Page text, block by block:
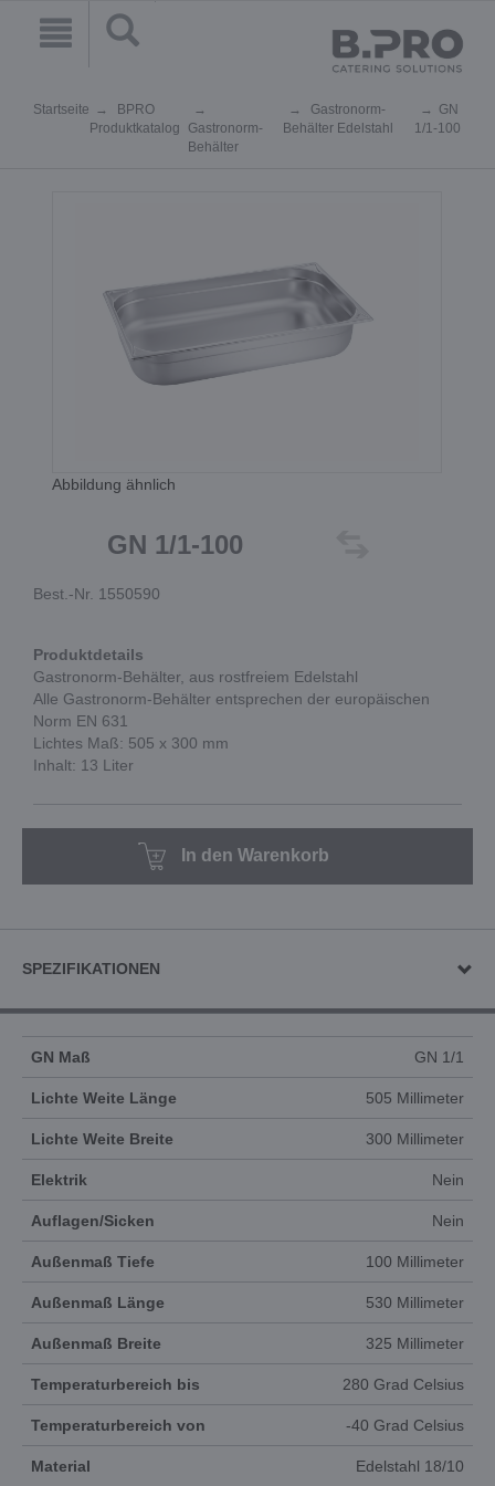
Startseite
BPRO
Produktkatalog
Gastronorm-
Behälter
Gastronorm-
Behälter Edelstahl
GN
1/1-100
Abbildung ähnlich
GN 1/1-100
Best.-Nr. 1550590
Produktdetails
Gastronorm-Behälter, aus rostfreiem Edelstahl
Alle Gastronorm-Behälter entsprechen der europäischen
Norm EN 631
Lichtes Maß: 505 x 300 mm
Inhalt: 13 Liter
In den Warenkorb
SPEZIFIKATIONEN
GN Maß GN 1/1
Lichte Weite Länge 505 Millimeter
Lichte Weite Breite 300 Millimeter
Elektrik Nein
Auflagen/Sicken Nein
Außenmaß Tiefe 100 Millimeter
Außenmaß Länge 530 Millimeter
Außenmaß Breite 325 Millimeter
Temperaturbereich bis 280 Grad Celsius
Temperaturbereich von -40 Grad Celsius
Material Edelstahl 18/10